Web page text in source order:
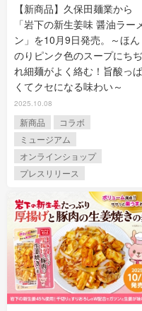
【新商品】久保田麺業から
「岩下の新生姜味 醤油ラー
ン」を10月9日発売。～ほん
のりピンク色のスープにちぢ
れ細麺がよく絡む！旨酸っぱ
くてクセになる味わい～
2025.10.08
新商品
コラボ
ミュージアム
オンラインショップ
プレスリリース